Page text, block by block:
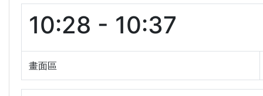
10:28 - 10:37
畫面區